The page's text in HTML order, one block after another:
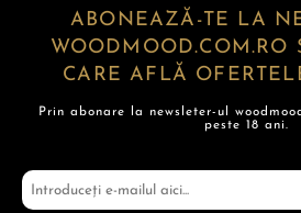
ABONEAZĂ-TE LA
WOODMOOD.COM.RO
CARE AFLĂ
Prin abonare la newsleter-ul
peste 18 ani.